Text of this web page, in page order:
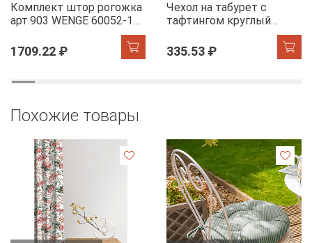
Комплект штор рогожка
арт.903 WENGE 60052-1
1709.22 ₽
Чехол на табурет с
тафтингом круглый
WENGE 60049-1 Tropical
accent
335.53 ₽
Похожие товары